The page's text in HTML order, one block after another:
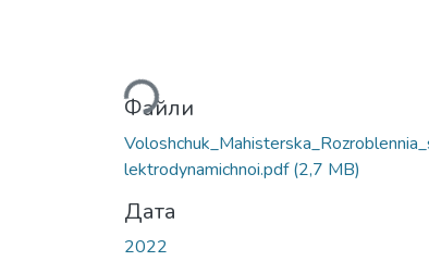
Вантажиться...
Файли
lektrodynamichnoi.pdf(2,7 MB)
Дата
2022